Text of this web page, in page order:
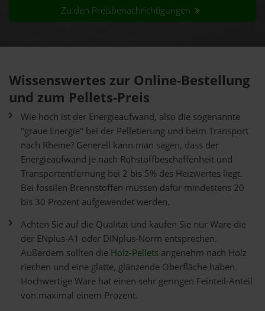
Zu den Preisbenachrichtigungen
Wissenswertes zur Online-Bestellung
und zum Pellets-Preis
Wie hoch ist der Energieaufwand, also die sogenannte
"graue Energie" bei der Pelletierung und beim Transport
nach Rheine? Generell kann man sagen, dass der
Energieaufwand je nach Rohstoffbeschaffenheit und
Transportentfernung bei 2 bis 5% des Heizwertes liegt.
Bei fossilen Brennstoffen müssen dafür mindestens 20
bis 30 Prozent aufgewendet werden.
Achten Sie auf die Qualität und kaufen Sie nur Ware die
der ENplus-A1 oder DINplus-Norm entsprechen.
Außerdem sollten die Holz-Pellets angenehm nach Holz
riechen und eine glatte, glänzende Oberfläche haben.
Hochwertige Ware hat einen sehr geringen Feinteil-Anteil
von maximal einem Prozent.